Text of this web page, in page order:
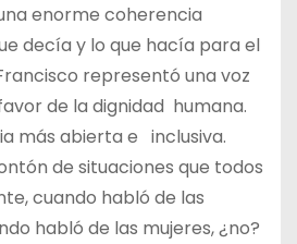
enorme coherencia
decía y lo que hacía para el
representó una voz
de la dignidad humana.
más abierta e inclusiva.
de situaciones que todos
cuando habló de las
habló de las mujeres, ¿no?